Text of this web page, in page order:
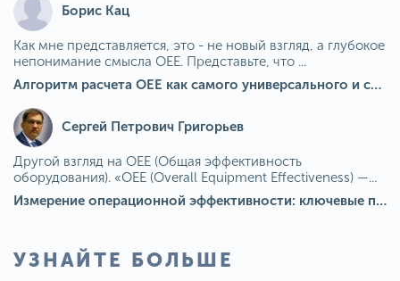
Борис Кац
Как мне представляется, это - не новый взгляд, а глубокое
непонимание смысла OEE. Представьте, что ...
Алгоритм расчета ОЕЕ как самого универсального и современного показателя эффективности оборудования в мире
Сергей Петрович Григорьев
Другой взгляд на OEE (Общая эффективность
оборудования). «OEE (Overall Equipment Effectiveness) —...
Измерение операционной эффективности: ключевые показатели для непрерывного совершенствования
УЗНАЙТЕ БОЛЬШЕ